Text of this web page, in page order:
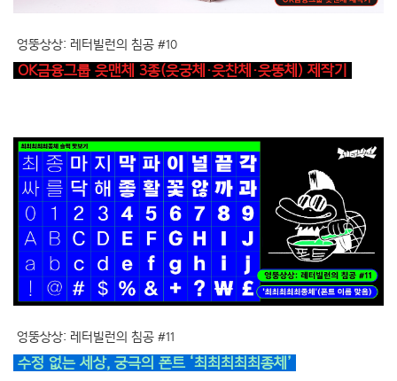
엉뚱상상: 레터빌런의 침공 #10
OK금융그룹 읏맨체 3종(읏궁체·읏찬체·읏뚱체) 제작기
엉뚱상상: 레터빌런의 침공 #11
수정 없는 세상, 궁극의 폰트 ‘최최최최최종체’